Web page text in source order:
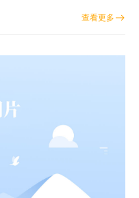
查看更多